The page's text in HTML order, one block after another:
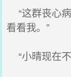
“这群丧心
看看我。”
“小晴现在